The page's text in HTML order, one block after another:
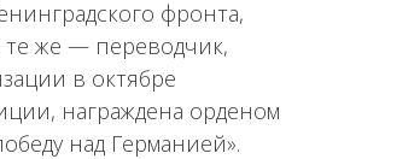
фронта,
те же — переводчик,
в октябре
награждена орденом
над Германией».